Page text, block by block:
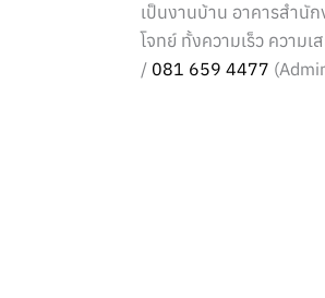
เป็นงานบ้าน อาคารสำนั
โจทย์ ทั้งความเร็ว ความ
/ 081 659 4477